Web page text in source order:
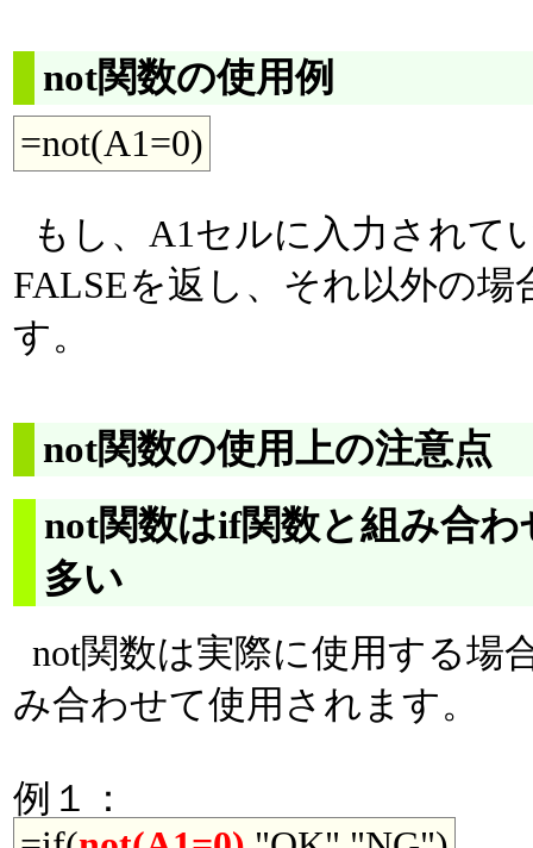
not関数の使用例
=not(A1=0)
もし、A1セルに入力されて
FALSEを返し、それ以外の
す。
not関数の使用上の注意点
not関数はif関数と組み合
多い
not関数は実際に使用する場
み合わせて使用されます。
例１：